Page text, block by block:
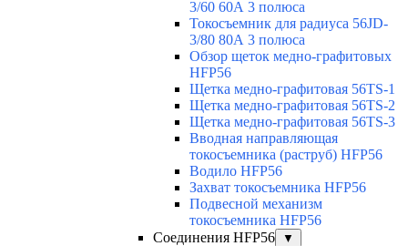
3/60 60А 3 полюса
Токосъемник для радиуса 56JD-
3/80 80А 3 полюса
Обзор щеток медно-графитовых
HFP56
Щетка медно-графитовая 56TS-1
Щетка медно-графитовая 56TS-2
Щетка медно-графитовая 56TS-3
Вводная направляющая
токосъемника (раструб) HFP56
Водило HFP56
Захват токосъемника HFP56
Подвесной механизм
токосъемника HFP56
Соединения HFP56
▼